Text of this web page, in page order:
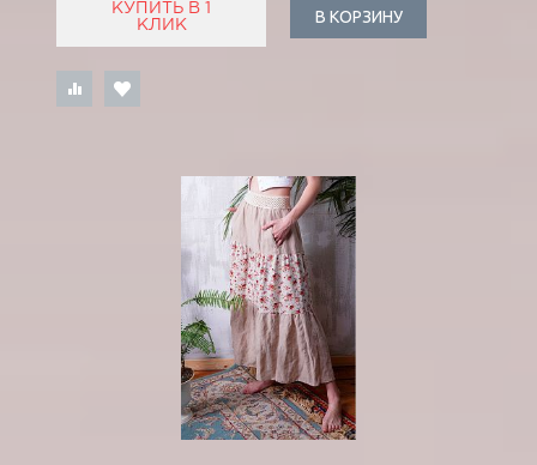
КУПИТЬ В 1
КЛИК
В КОРЗИНУ